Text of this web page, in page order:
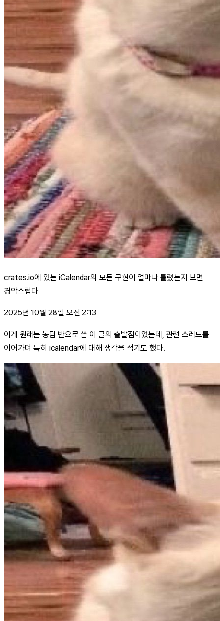
crates.io에 있는 iCalendar의 모든 구현이 얼마나 틀렸는지 보면
경악스럽다
2025년 10월 28일 오전 2:13
이게 원래는 농담 반으로 쓴 이 글의 출발점이었는데, 관련 스레드를
이어가며 특히 icalendar에 대해 생각을 적기도 했다.